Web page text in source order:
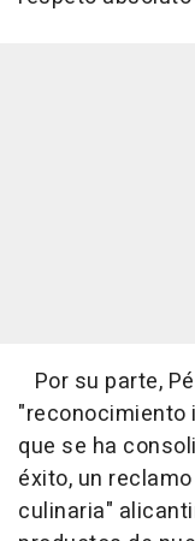
Por su parte,
"reconocimiento
que se ha
éxito, un
culinaria"